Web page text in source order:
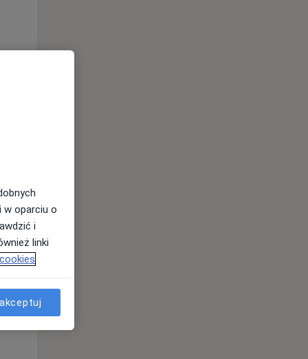
Wt,
11 Sie
w oparciu o
i
linki